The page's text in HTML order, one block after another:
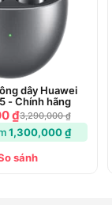
dây Huawei
- Chính hãng
₫3,290,000 ₫
1,300,000 ₫
sánh